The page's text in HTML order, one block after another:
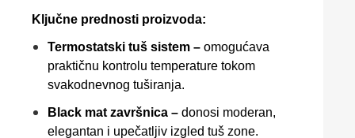
Ključne prednosti proizvoda:
Termostatski tuš sistem – omogućava
praktičnu kontrolu temperature tokom
svakodnevnog tuširanja.
Black mat završnica – donosi moderan,
elegantan i upečatljiv izgled tuš zone.